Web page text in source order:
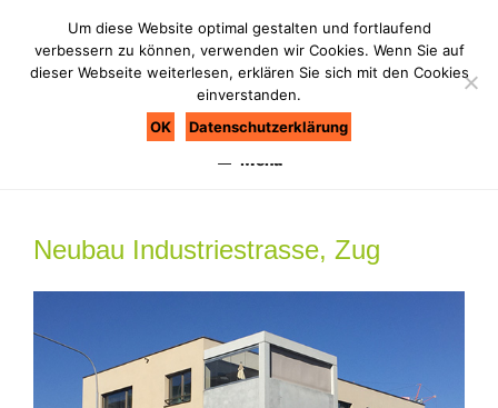
springen
BAU COACH BÜTLER
Bau nie ohne Coach
Menü
Neubau Industriestrasse, Zug
Um diese Website optimal gestalten und fortlaufend
verbessern zu können, verwenden wir Cookies. Wenn Sie auf
dieser Webseite weiterlesen, erklären Sie sich mit den Cookies
einverstanden.
OK
Datenschutzerklärung